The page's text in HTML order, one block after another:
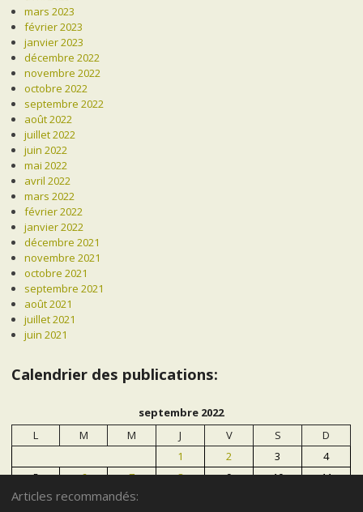
mars 2023
février 2023
janvier 2023
décembre 2022
novembre 2022
octobre 2022
septembre 2022
août 2022
juillet 2022
juin 2022
mai 2022
avril 2022
mars 2022
février 2022
janvier 2022
décembre 2021
novembre 2021
octobre 2021
septembre 2021
août 2021
juillet 2021
juin 2021
Calendrier des publications:
septembre 2022
L
M M J V S
D
1
2 3
4
5
6 7 8 9 10
11
12
13 14
Articles recommandés: